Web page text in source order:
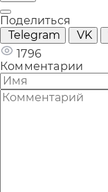
Поделиться
Telegram
VK
1796
Комментарии